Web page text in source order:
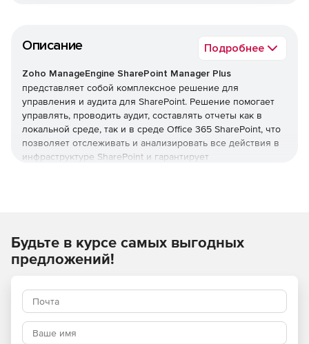
Описание Подробнее
Zoho ManageEngine SharePoint Manager Plus
представляет собой комплексное решение для
управления и аудита для SharePoint. Решение помогает
управлять, проводить аудит, составлять отчеты как в
локальной среде, так и в среде Office 365 SharePoint, что
позволяет отслеживать и анализировать все действия в
инфраструктуре SharePoint и гарантирует
Аудит изменений уровня компонента, а именно
изменений, внесенных в библиотеки документов,
списки и элементы списка, а также изменения уровня
группы.
Система оповещения в режиме реального времени
предоставляет подробную информацию при
Будьте в курсе самых выгодных
предложений!